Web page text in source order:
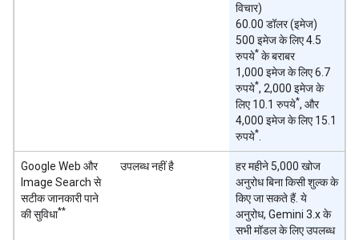
विचार)
60.00 डॉलर (इमेज)
500 इमेज के लिए 4.5
रुपये* के बराबर
1,000 इमेज के लिए 6.7
रुपये*, 2,000 इमेज के
लिए 10.1 रुपये*, और
4,000 इमेज के लिए 15.1
रुपये*
Google Web और
Image Search से
सटीक जानकारी पाने
की सुविधा**
उपलब्ध नहीं है
हर महीने 5,000 खोज
अनुरोध बिना किसी शुल्क के
किए जा सकते हैं. ये
अनुरोध, Gemini 3.x के
सभी मॉडल के लिए उपलब्ध